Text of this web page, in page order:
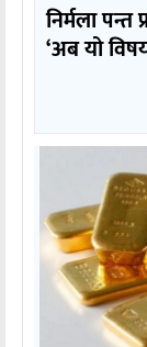
निर्मला पन्त
‘अब यो